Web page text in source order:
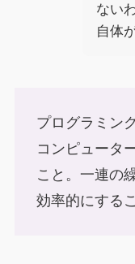
ない
自体
プログラミン
コンピュータ
こと。一連の
効率的にするこ